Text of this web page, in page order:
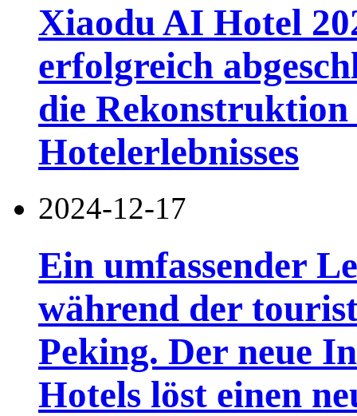
Xiaodu AI Hotel
erfolgreich
die
Hotelerlebnisses
2024-12-17
Ein umfassender
während der
Peking. Der neue
Hotels löst einen